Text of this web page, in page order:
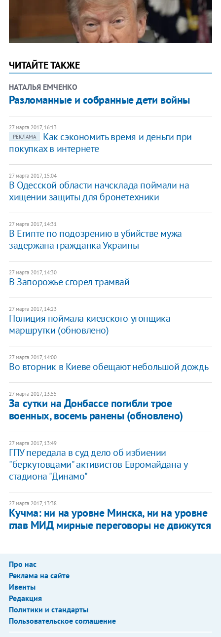
ЧИТАЙТЕ ТАКЖЕ
НАТАЛЬЯ ЕМЧЕНКО
Разломанные и собранные дети войны
27 марта 2017, 16:13
РЕКЛАМА
Как сэкономить время и деньги при
покупках в интернете
27 марта 2017, 15:04
В Одесской области начсклада поймали на
хищении защиты для бронетехники
27 марта 2017, 14:31
В Египте по подозрению в убийстве мужа
задержана гражданка Украины
27 марта 2017, 14:30
В Запорожье сгорел трамвай
27 марта 2017, 14:23
Полиция поймала киевского угонщика
маршрутки (обновлено)
27 марта 2017, 14:00
Во вторник в Киеве обещают небольшой дождь
27 марта 2017, 13:55
За сутки на Донбассе погибли трое
военных, восемь ранены (обновлено)
27 марта 2017, 13:49
ГПУ передала в суд дело об избиении
"беркутовцами" активистов Евромайдана у
стадиона "Динамо"
27 марта 2017, 13:38
​Кучма: ни на уровне Минска, ни на уровне
глав МИД мирные переговоры не движутся
Про нас
Реклама на сайте
Ивенты
Редакция
Политики и стандарты
Пользовательское соглашение